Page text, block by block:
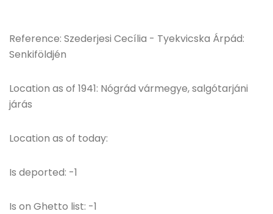
Reference: Szederjesi Cecília - Tyekvicska Árpád:
Senkiföldjén
Location as of 1941: Nógrád vármegye, salgótarjáni
járás
Location as of today:
Is deported: -1
Is on Ghetto list: -1